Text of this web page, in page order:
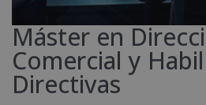
Máster en
Comercial y
Directivas